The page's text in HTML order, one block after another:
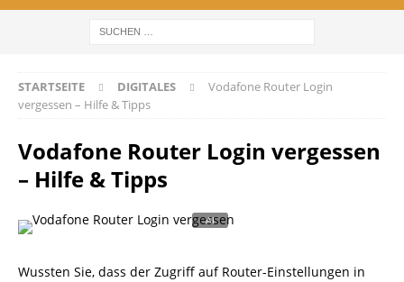
STARTSEITE DIGITALES
Vodafone Router Login
vergessen – Hilfe & Tipps
Vodafone Router Login vergessen
– Hilfe & Tipps
Wussten Sie, dass der Zugriff auf Router-Einstellungen in